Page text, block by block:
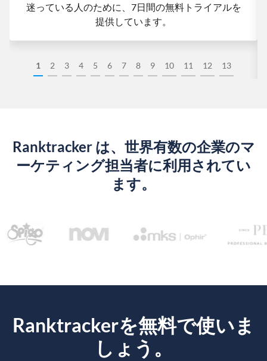
1 2 3 4 5 6 7 8 9 10 11 12 13
迷っている人のために、7日間の無料トライアルを
提供しています。
Ranktracker は、世界有数の企業のマ
ーケティング担当者に利用されてい
ます。
Ranktrackerを無料で使いま
しょう。